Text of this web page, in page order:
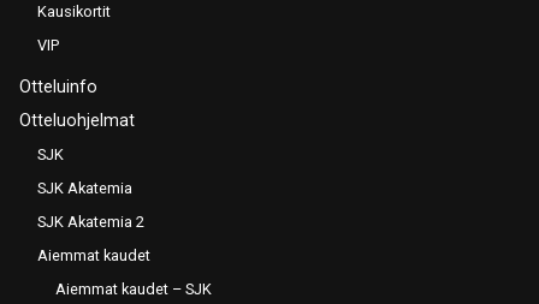
Kausikortit
VIP
Otteluinfo
Otteluohjelmat
SJK
SJK Akatemia
SJK Akatemia 2
Aiemmat kaudet
Aiemmat kaudet – SJK